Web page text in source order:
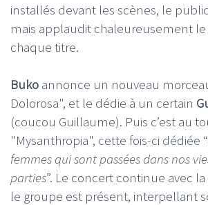
installés devant les scènes, le
mais applaudit chaleureusement le
chaque titre.
Buko annonce un nouveau
Dolorosa", et le dédie à un certain
(coucou Guillaume). Puis c’est au
"Mysanthropia", cette fois-ci dédiée “
femmes qui sont passées dans nos
parties”. Le concert continue avec
le groupe est présent, interpellant